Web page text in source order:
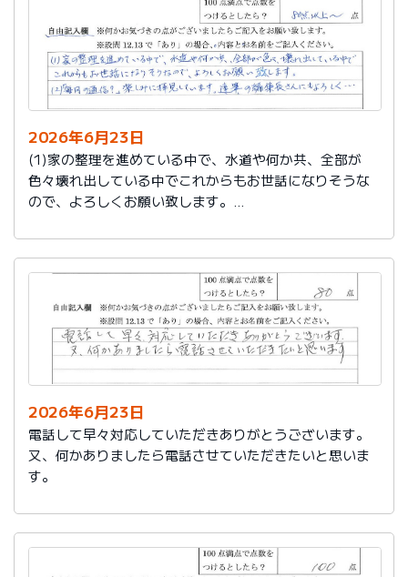
2026年6月23日
(1)家の整理を進めている中で、水道や何か共、全部が
色々壊れ出している中でこれからもお世話になりそうな
ので、よろしくお願い致します。
集長さんにもよろしく…
2026年6月23日
電話して早々対応していただきありがとうございます。
又、何かありましたら電話させていただきたいと思いま
す。